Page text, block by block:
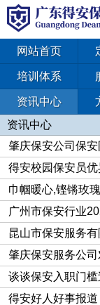
网站首页
培训体系
资讯中心
资讯中心
肇庆保安公司保
得安校园保安员
巾帼暖心,铿锵玫
肇庆保安服务公
谈谈保安入职门
得安好人好事报道